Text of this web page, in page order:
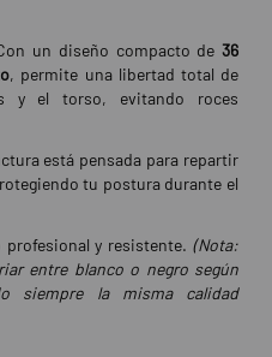
un diseño compacto de36
, permite una libertad total de
y el torso, evitando roces
está pensada para repartir
tu postura durante el
profesional y resistente.(Nota:
entre blanco o negro según
siempre la misma calidad